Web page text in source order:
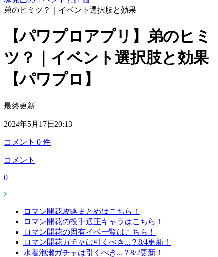
弟のヒミツ？｜イベント選択肢と効果
【パワプロアプリ】弟のヒミ
ツ？｜イベント選択肢と効果
【パワプロ】
最終更新:
2024年5月17日20:13
コメント 0 件
コメント
0
ロマン開花攻略まとめはこちら！
ロマン開花の投手適正キャラはこちら！
ロマン開花の固有イベ一覧はこちら！
ロマン開花ガチャは引くべき...？8/4更新！
水着泡瀬ガチャは引くべき...？8/2更新！